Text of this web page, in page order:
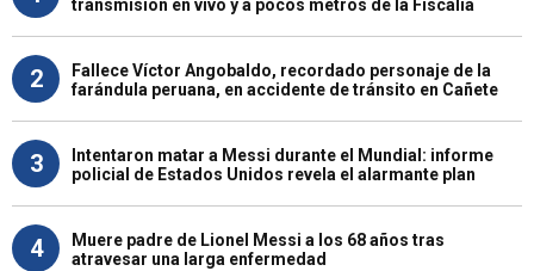
transmisión en vivo y a pocos metros de la Fiscalía
2
Fallece Víctor Angobaldo, recordado personaje de la
farándula peruana, en accidente de tránsito en Cañete
3
Intentaron matar a Messi durante el Mundial: informe
policial de Estados Unidos revela el alarmante plan
4
Muere padre de Lionel Messi a los 68 años tras
atravesar una larga enfermedad